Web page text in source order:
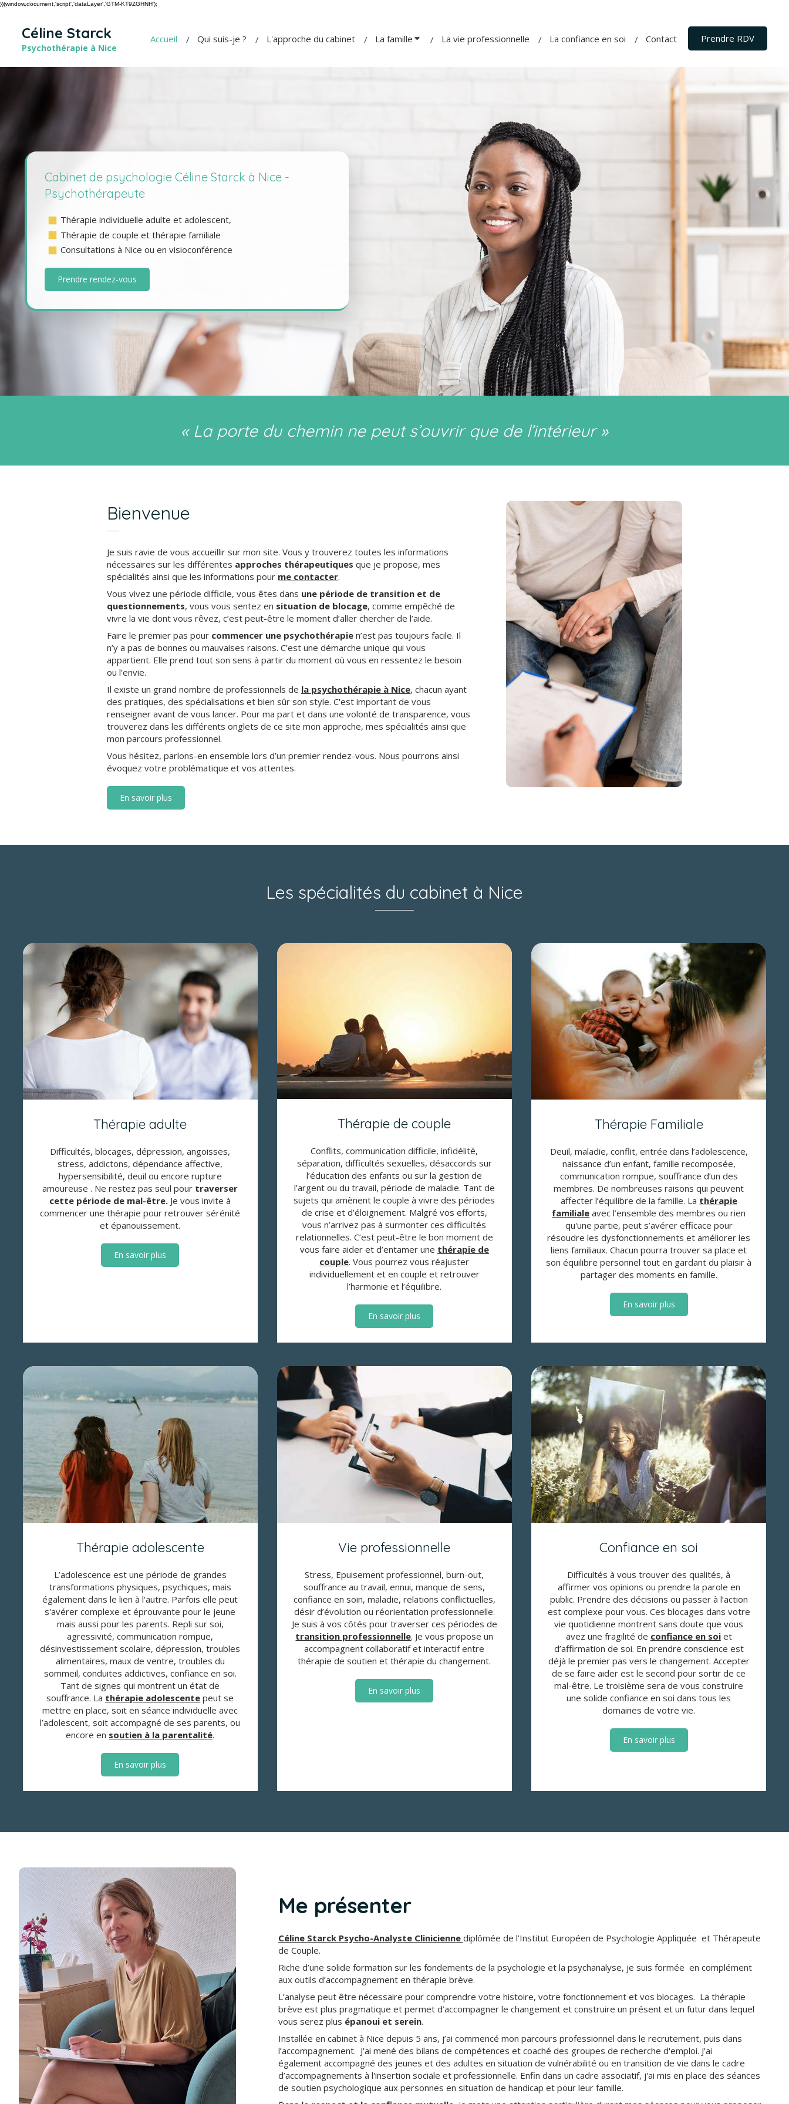
})(window,document,'script','dataLayer','GTM-KT9ZGHNH');
Accueil Qui suis-je ? L'approche du cabinet La famille La vie professionnelle La confiance en soi Contact Prendre RDV
Céline Starck
Psychothérapie à Nice
Cabinet de psychologie Céline Starck à Nice -
Psychothérapeute
Thérapie individuelle adulte et adolescent,
Thérapie de couple et thérapie familiale
Consultations à Nice ou en visioconférence
Prendre rendez-vous
« La porte du chemin ne peut s’ouvrir que de l’intérieur »
Bienvenue
Je suis ravie de vous accueillir sur mon site. Vous y trouverez toutes les informations
nécessaires sur les différentes approches thérapeutiques que je propose, mes
spécialités ainsi que les informations pour me contacter.
Vous vivez une période difficile, vous êtes dans une période de transition et de
questionnements, vous vous sentez en situation de blocage, comme empêché de
vivre la vie dont vous rêvez, c’est peut-être le moment d’aller chercher de l’aide.
Faire le premier pas pour commencer une psychothérapie n’est pas toujours facile. Il
n’y a pas de bonnes ou mauvaises raisons. C’est une démarche unique qui vous
appartient. Elle prend tout son sens à partir du moment où vous en ressentez le besoin
ou l’envie.
Il existe un grand nombre de professionnels de la psychothérapie à Nice, chacun ayant
des pratiques, des spécialisations et bien sûr son style. C'est important de vous
renseigner avant de vous lancer. Pour ma part et dans une volonté de transparence, vous
trouverez dans les différents onglets de ce site mon approche, mes spécialités ainsi que
mon parcours professionnel.
Vous hésitez, parlons-en ensemble lors d’un premier rendez-vous. Nous pourrons ainsi
évoquez votre problématique et vos attentes.
En savoir plus
Les spécialités du cabinet à Nice
Thérapie adulte
Difficultés, blocages, dépression, angoisses,
stress, addictons, dépendance affective,
hypersensibilité, deuil ou encore rupture
amoureuse . Ne restez pas seul pour traverser
cette période de mal-être. Je vous invite à
commencer une thérapie pour retrouver sérénité
et épanouissement.
En savoir plus
Thérapie de couple
Conflits, communication difficile, infidélité,
séparation, difficultés sexuelles, désaccords sur
l’éducation des enfants ou sur la gestion de
l’argent ou du travail, période de maladie. Tant de
sujets qui amènent le couple à vivre des périodes
de crise et d’éloignement. Malgré vos efforts,
vous n’arrivez pas à surmonter ces difficultés
relationnelles. C’est peut-être le bon moment de
vous faire aider et d’entamer une thérapie de
couple. Vous pourrez vous réajuster
individuellement et en couple et retrouver
l’harmonie et l’équilibre.
En savoir plus
Thérapie Familiale
Deuil, maladie, conflit, entrée dans l’adolescence,
naissance d’un enfant, famille recomposée,
communication rompue, souffrance d’un des
membres. De nombreuses raisons qui peuvent
affecter l’équilibre de la famille. La thérapie
familiale avec l’ensemble des membres ou rien
qu'une partie, peut s’avérer efficace pour
résoudre les dysfonctionnements et améliorer les
liens familiaux. Chacun pourra trouver sa place et
son équilibre personnel tout en gardant du plaisir à
partager des moments en famille.
En savoir plus
Thérapie adolescente
L’adolescence est une période de grandes
transformations physiques, psychiques, mais
également dans le lien à l'autre. Parfois elle peut
s'avérer complexe et éprouvante pour le jeune
mais aussi pour les parents. Repli sur soi,
agressivité, communication rompue,
désinvestissement scolaire, dépression, troubles
alimentaires, maux de ventre, troubles du
sommeil, conduites addictives, confiance en soi.
Tant de signes qui montrent un état de
souffrance. La thérapie adolescente peut se
mettre en place, soit en séance individuelle avec
l’adolescent, soit accompagné de ses parents, ou
encore en soutien à la parentalité.
En savoir plus
Vie professionnelle
Stress, Epuisement professionnel, burn-out,
souffrance au travail, ennui, manque de sens,
confiance en soin, maladie, relations conflictuelles,
désir d’évolution ou réorientation professionnelle.
Je suis à vos côtés pour traverser ces périodes de
transition professionnelle. Je vous propose un
accompagnent collaboratif et interactif entre
thérapie de soutien et thérapie du changement.
En savoir plus
Confiance en soi
Difficultés à vous trouver des qualités, à
affirmer vos opinions ou prendre la parole en
public. Prendre des décisions ou passer à l’action
est complexe pour vous. Ces blocages dans votre
vie quotidienne montrent sans doute que vous
avez une fragilité de confiance en soiet
d’affirmation de soi. En prendre conscience est
déjà le premier pas vers le changement. Accepter
de se faire aider est le second pour sortir de ce
mal-être. Le troisième sera de vous construire
une solide confiance en soi dans tous les
domaines de votre vie.
En savoir plus
Me présenter
Céline Starck Psycho-Analyste Clinicienne diplômée de l’Institut Européen de Psychologie Appliquée et Thérapeute
de Couple.
Riche d’une solide formation sur les fondements de la psychologie et la psychanalyse, je suis formée en complément
aux outils d’accompagnement en thérapie brève.
L’analyse peut être nécessaire pour comprendre votre histoire, votre fonctionnement et vos blocages. La thérapie
brève est plus pragmatique et permet d’accompagner le changement et construire un présent et un futur dans lequel
vous serez plus épanoui et serein.
Installée en cabinet à Nice depuis 5 ans, j’ai commencé mon parcours professionnel dans le recrutement, puis dans
l’accompagnement. J'ai mené des bilans de compétences et coaché des groupes de recherche d'emploi. J'ai
également accompagné des jeunes et des adultes en situation de vulnérabilité ou en transition de vie dans le cadre
d’accompagnements à l'insertion sociale et professionnelle. Enfin dans un cadre associatif, j'ai mis en place des séances
de soutien psychologique aux personnes en situation de handicap et pour leur famille.